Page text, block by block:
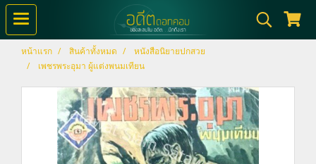
หน้าแรก สินค้าทั้งหมด
หนังสือนิยายปกสวย
เพชรพระอุมา ผู้แต่งพนมเทียน